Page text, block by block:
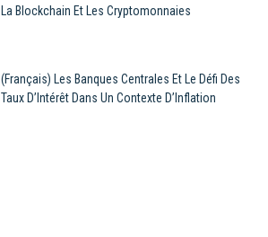
La Blockchain Et Les Cryptomonnaies
(Français) Les Banques Centrales Et Le Défi Des
Taux D’Intérêt Dans Un Contexte D’Inflation